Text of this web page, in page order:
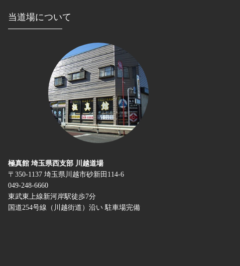
当道場について
極真館 埼玉県西支部 川越道場
〒350-1137 埼玉県川越市砂新田114-6
049-248-6660
東武東上線新河岸駅徒歩7分
国道254号線（川越街道）沿い 駐車場完備